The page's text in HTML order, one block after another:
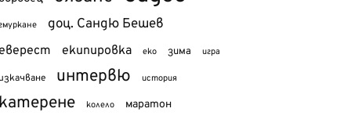
доц. Сандю Бешев
екипировка еко зима игра
интервю история
колело маратон